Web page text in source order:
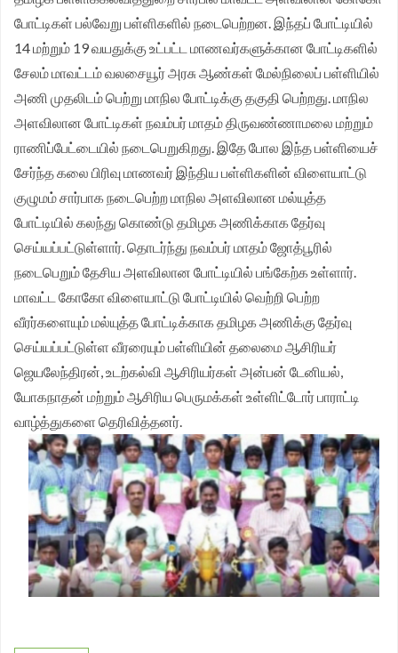
போட்டிகள் பல்வேறு பள்ளிகளில் நடைபெற்றன. இந்தப் போட்டியில்
14 மற்றும் 19 வயதுக்கு உட்பட்ட மாணவர்களுக்கான போட்டிகளில்
சேலம் மாவட்டம் வலசையூர் அரசு ஆண்கள் மேல்நிலைப் பள்ளியில்
அணி முதலிடம் பெற்று மாநில போட்டிக்கு தகுதி பெற்றது. மாநில
அளவிலான போட்டிகள் நவம்பர் மாதம் திருவண்ணாமலை மற்றும்
ராணிப்பேட்டையில் நடைபெறுகிறது. இதே போல இந்த பள்ளியைச்
சேர்ந்த கலை பிரிவு மாணவர் இந்திய பள்ளிகளின் விளையாட்டு
குழுமம் சார்பாக நடைபெற்ற மாநில அளவிலான மல்யுத்த
போட்டியில் கலந்து கொண்டு தமிழக அணிக்காக தேர்வு
செய்யப்பட்டுள்ளார். தொடர்ந்து நவம்பர் மாதம் ஜோத்பூரில்
நடைபெறும் தேசிய அளவிலான போட்டியில் பங்கேற்க உள்ளார்.
மாவட்ட கோகோ விளையாட்டு போட்டியில் வெற்றி பெற்ற
வீரர்களையும் மல்யுத்த போட்டிக்காக தமிழக அணிக்கு தேர்வு
செய்யப்பட்டுள்ள வீரரையும் பள்ளியின் தலைமை ஆசிரியர்
ஜெயலேந்திரன், உடற்கல்வி ஆசிரியர்கள் அன்பன் டேனியல்,
யோகநாதன் மற்றும் ஆசிரிய பெருமக்கள் உள்ளிட்டோர் பாராட்டி
வாழ்த்துகளை தெரிவித்தனர்.